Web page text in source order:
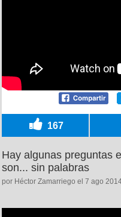
167
Hay algunas preguntas
son... sin palabras
por Héctor Zamarriego el 7 ago